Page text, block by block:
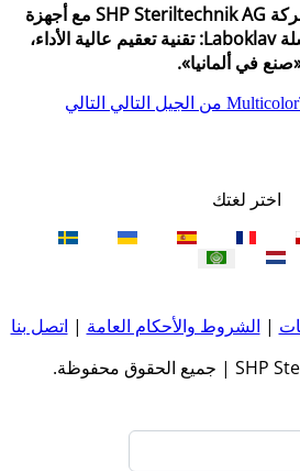
وهنا بالضبط تكمن ميزة شركة SHP Steriltechnik AG مع أجهزة
التعقيم المختبرية من سلسلة Laboklav: تقنية تعقيم عالية الأداء،
في ألمانيا».
التالي
اختر لغتك
| الشروط والأحكام العامة | اتصل بنا